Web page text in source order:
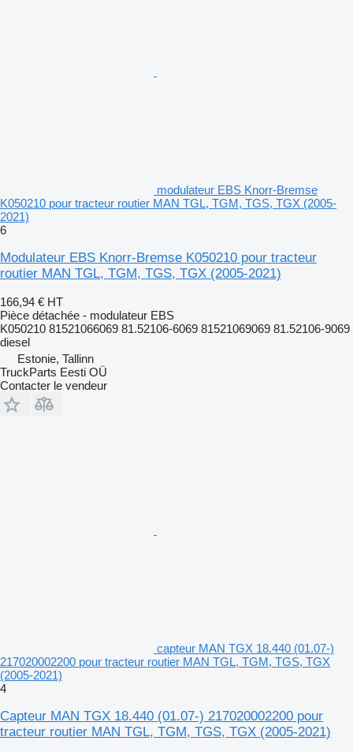
modulateur EBS Knorr-Bremse
K050210 pour tracteur routier MAN TGL, TGM, TGS, TGX (2005-
2021)
6
Modulateur EBS Knorr-Bremse K050210 pour tracteur
routier MAN TGL, TGM, TGS, TGX (2005-2021)
166,94 € HT
Pièce détachée - modulateur EBS
K050210 81521066069 81.52106-6069 81521069069 81.52106-9069
diesel
Estonie, Tallinn
TruckParts Eesti OÜ
Contacter le vendeur
capteur MAN TGX 18.440 (01.07-)
217020002200 pour tracteur routier MAN TGL, TGM, TGS, TGX
(2005-2021)
4
Capteur MAN TGX 18.440 (01.07-) 217020002200 pour
tracteur routier MAN TGL, TGM, TGS, TGX (2005-2021)